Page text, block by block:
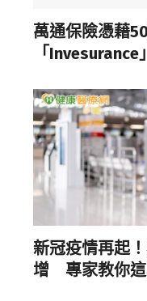
萬通保險憑藉
「
新冠疫情再起
增 專家教你這